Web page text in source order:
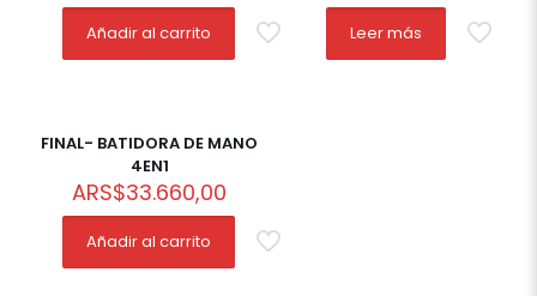
Añadir al carrito Leer más
FINAL- BATIDORA DE MANO
4EN1
ARS$33.660,00
Añadir al carrito